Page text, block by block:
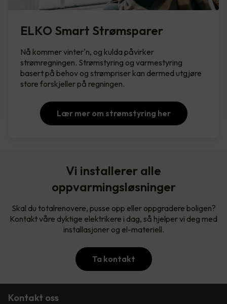
ELKO Smart Strømsparer
Nå kommer vinter'n, og kulda påvirker
strømregningen. Strømstyring og varmestyring
basert på behov og strømpriser kan dermed utgjøre
store forskjeller på regningen.
Lær mer om strømstyring her
Vi installerer alle
oppvarmingsløsninger
Skal du totalrenovere, pusse opp eller oppgradere boligen?
Kontakt våre dyktige elektrikere i dag, så hjelper vi deg med
installasjoner og el-materiell.
Ta kontakt
Kontakt oss